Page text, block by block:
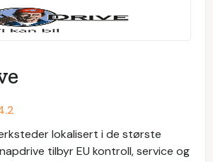
lokalisert i de største
tilbyr EU kontroll, service og